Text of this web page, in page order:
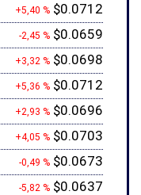
+5,40 % $0.0712
-2,45 % $0.0659
+3,32 % $0.0698
+5,36 % $0.0712
+2,93 % $0.0696
+4,05 % $0.0703
-0,49 % $0.0673
-5,82 % $0.0637